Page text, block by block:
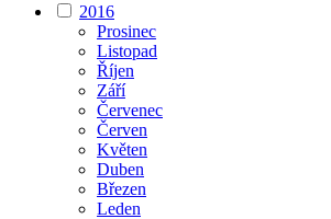
2016
Prosinec
Listopad
Říjen
Září
Červenec
Červen
Květen
Duben
Březen
Leden